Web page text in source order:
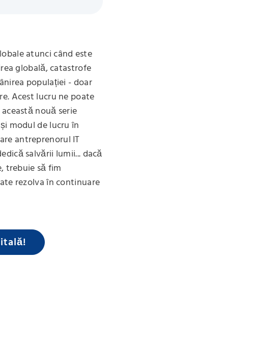
atunci când este
globală, catastrofe
populației - doar
Acest lucru ne poate
nouă serie
modul de lucru în
antreprenorul IT
salvării lumii... dacă
trebuie să fim
rezolva în continuare